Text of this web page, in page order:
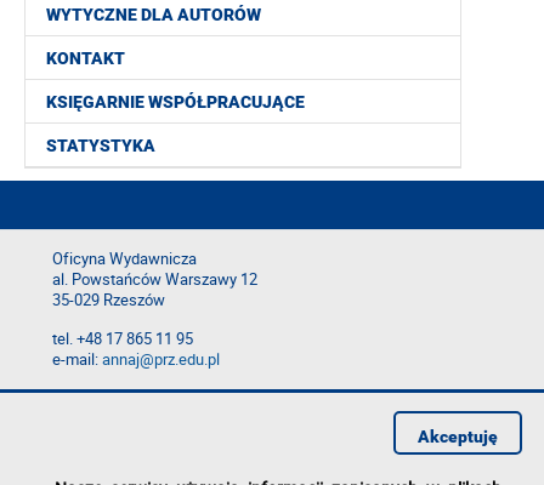
WYTYCZNE DLA AUTORÓW
KONTAKT
KSIĘGARNIE WSPÓŁPRACUJĄCE
STATYSTYKA
Oficyna Wydawnicza
al. Powstańców Warszawy 12
35-029 Rzeszów
tel. +48 17 865 11 95
e-mail:annaj@prz.edu.pl
Deklaracja dostępności
Akceptuję